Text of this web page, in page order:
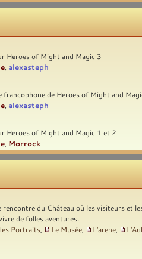
Heroes of Might and Magic 3
alexasteph
francophone de Heroes of Might and
alexasteph
Heroes of Might and Magic 1 et 2
Morrock
du Château où les visiteurs et
de folles aventures.
Portraits Le Musée L'arene